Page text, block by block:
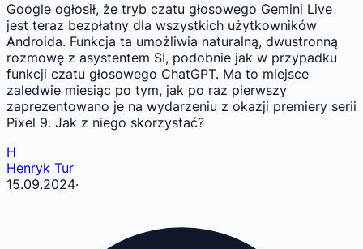
Google ogłosił, że tryb czatu głosowego Gemini Live
jest teraz bezpłatny dla wszystkich użytkowników
Androida. Funkcja ta umożliwia naturalną, dwustronną
rozmowę z asystentem SI, podobnie jak w przypadku
funkcji czatu głosowego ChatGPT. Ma to miejsce
zaledwie miesiąc po tym, jak po raz pierwszy
zaprezentowano je na wydarzeniu z okazji premiery serii
Pixel 9. Jak z niego skorzystać?
H
Henryk Tur
15.09.2024·